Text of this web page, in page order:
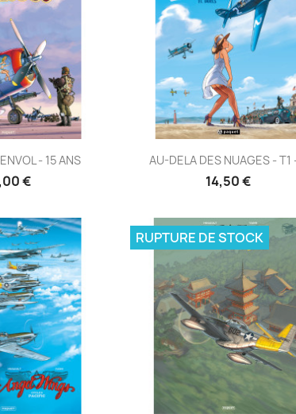
rapide
- 15 ANS
€
Aperçu rapide
AU-DELA DES NUAGES - T1
14,50 €
RUPTURE DE STOCK